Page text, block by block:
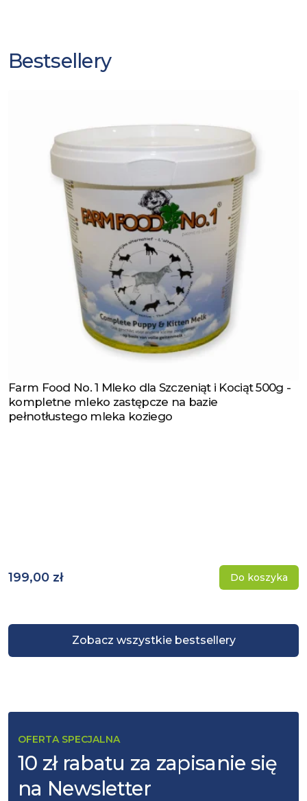
Bestsellery
Zobacz wszystkie bestsellery
Zobacz produkt
Farm Food No. 1 Mleko dla Szczeniąt i Kociąt 500g -
kompletne mleko zastępcze na bazie
pełnotłustego mleka koziego
199,00 zł Do koszyka
OFERTA SPECJALNA
10 zł rabatu za zapisanie się
na Newsletter